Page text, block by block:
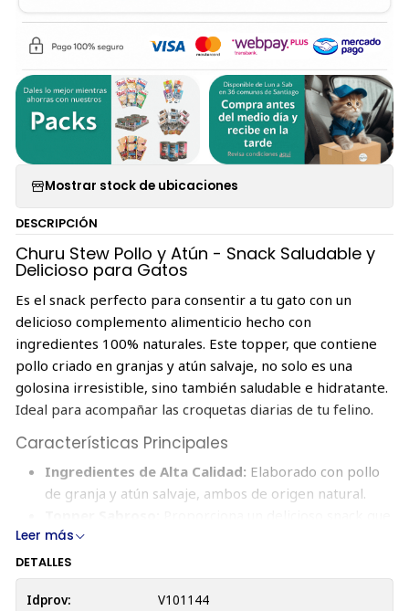
Mostrar stock de ubicaciones
DESCRIPCIÓN
Churu Stew Pollo y Atún - Snack Saludable y
Delicioso para Gatos
Es el snack perfecto para consentir a tu gato con un
delicioso complemento alimenticio hecho con
ingredientes 100% naturales. Este topper, que contiene
pollo criado en granjas y atún salvaje, no solo es una
golosina irresistible, sino también saludable e hidratante.
Ideal para acompañar las croquetas diarias de tu felino.
Características Principales
Ingredientes de Alta Calidad: Elaborado con pollo
de granja y atún salvaje, ambos de origen natural.
complementa las comidas de tu gato, ofreciendo
hidratación con un 86% de humedad.
Saludable y Bajo en Calorías:Cada bolsa contiene
solo 18.8 calorías, lo que lo convierte en un snack
Leer más
DETALLES
Idprov: V101144